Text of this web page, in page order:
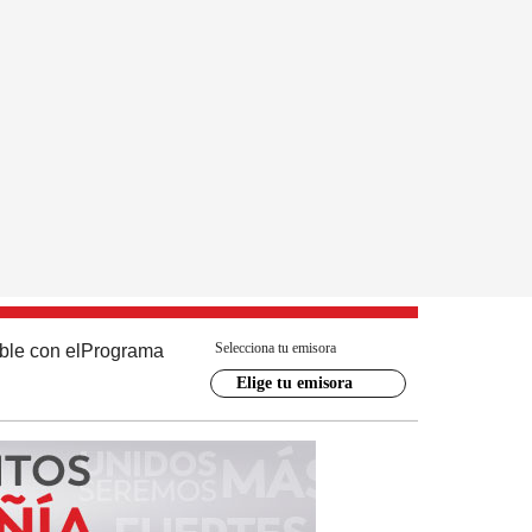
con el Programa Selecciona tu emisora
Elige tu emisora